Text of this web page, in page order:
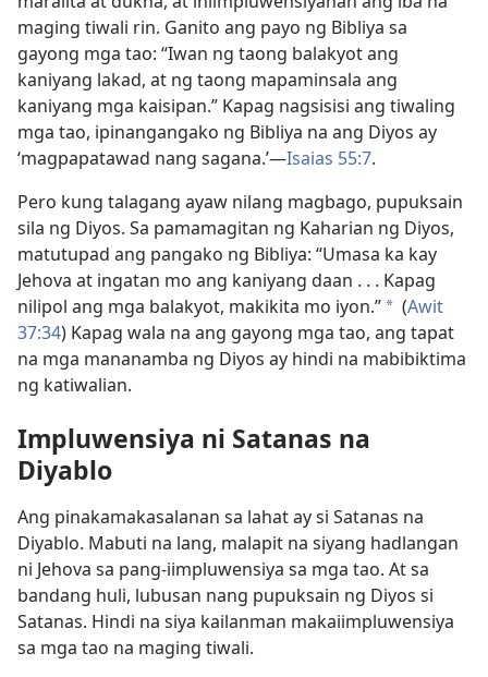
maging tiwali rin. Ganito ang payo ng Bibliya sa
gayong mga tao: “Iwan ng taong balakyot ang
kaniyang lakad, at ng taong mapaminsala ang
kaniyang mga kaisipan.” Kapag nagsisisi ang tiwaling
mga tao, ipinangangako ng Bibliya na ang Diyos ay
‘magpapatawad nang sagana.’​—Isaias 55:7.
Pero kung talagang ayaw nilang magbago, pupuksain
sila ng Diyos. Sa pamamagitan ng Kaharian ng Diyos,
matutupad ang pangako ng Bibliya: “Umasa ka kay
Jehova at ingatan mo ang kaniyang daan . . . Kapag
nilipol ang mga balakyot, makikita mo iyon.” * (Awit
37:34) Kapag wala na ang gayong mga tao, ang tapat
na mga mananamba ng Diyos ay hindi na mabibiktima
ng katiwalian.
Impluwensiya ni Satanas na
Diyablo
Ang pinakamakasalanan sa lahat ay si Satanas na
Diyablo. Mabuti na lang, malapit na siyang hadlangan
ni Jehova sa pang-iimpluwensiya sa mga tao. At sa
bandang huli, lubusan nang pupuksain ng Diyos si
Satanas. Hindi na siya kailanman makaiimpluwensiya
sa mga tao na maging tiwali.